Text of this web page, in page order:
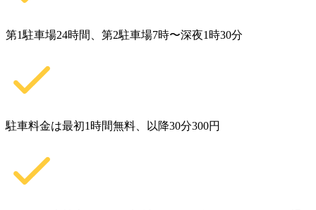
第1駐車場24時間、第2駐車場7時〜深夜1時30分
駐車料金は最初1時間無料、以降30分300円